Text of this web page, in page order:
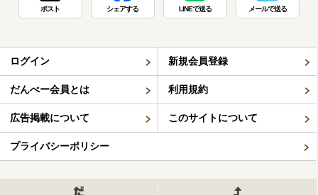
ポスト シェアする LINEで送る メールで送る
ログイン 新規会員登録
だんべー会員とは 利用規約
広告掲載について このサイトについて
プライバシーポリシー